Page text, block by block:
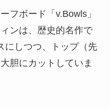
フボード「v.Bowls」
ンは、歴史的名作で
にしつつ、トップ（先
胆にカットしていま